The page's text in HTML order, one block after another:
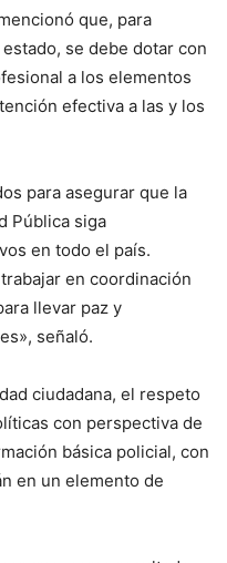
que, para
se debe dotar con
a los elementos
efectiva a las y los
para asegurar que la
Pública siga
en todo el país.
en coordinación
llevar paz y
señaló.
ciudadana, el respeto
con perspectiva de
básica policial, con
en un elemento de